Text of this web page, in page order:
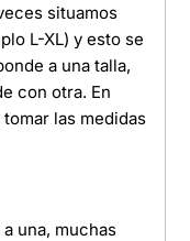
situamos
L-XL) y esto se
a una talla,
con otra. En
las medidas
una, muchas